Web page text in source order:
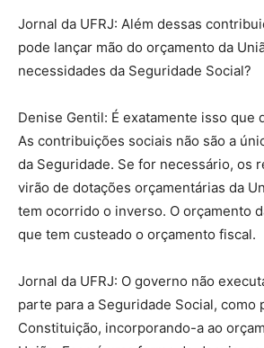
Jornal da UFRJ: Além dessas
pode lançar mão do orçamento da
necessidades da Seguridade Social?
Denise Gentil: É exatamente isso que
As contribuições sociais não são a
da Seguridade. Se for necessário, os
virão de dotações orçamentárias da
tem ocorrido o inverso. O orçamento
que tem custeado o orçamento fiscal.
Jornal da UFRJ: O governo não
parte para a Seguridade Social, como
Constituição, incorporando-a ao